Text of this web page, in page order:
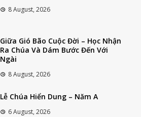
8 August, 2026
Giữa Gió Bão Cuộc Đời – Học Nhận
Ra Chúa Và Dám Bước Đến Với
Ngài
8 August, 2026
Lễ Chúa Hiển Dung – Năm A
6 August, 2026